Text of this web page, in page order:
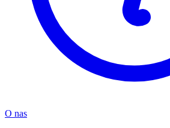
O nas